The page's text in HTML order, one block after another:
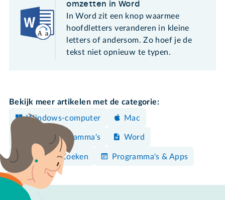
omzetten in Word
In Word zit een knop waarmee
hoofdletters veranderen in kleine
letters of andersom. Zo hoef je de
tekst niet opnieuw te typen.
Bekijk meer artikelen met de categorie:
Windows-computer
Mac
Office-programma's Word
Surfen & Zoeken Programma's & Apps